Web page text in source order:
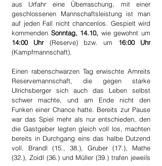
aus Urfahr eine Überraschung, mit einer
geschlossenen Mannschaftsleistung ist man
auf jeden Fall nicht chancenlos. Gespielt wird
kommenden Sonntag, 14.10,
14:00 Uhr (Reserve) bzw. um 16:00 Uhr
(Kampfmannschaft).
Einen rabenschwarzen Tag erwischte Arnreits
Reservemannschaft, die gegen starke
Ulrichsberger sich auch das Leben selbst
schwer machte, und am Ende nicht den
Funken einer Chance hatte. Bereits zur Pause
war das Spiel mehr als nur entschieden, den
die Gastgeber legten gleich voll los, machten
bereits in Durchgang eins das halbe Dutzend
voll. Brandl (15., 38.), Gruber (17.), Mathe
(32.), Zoidl (36.) und Müller (39.) trafen jeweils